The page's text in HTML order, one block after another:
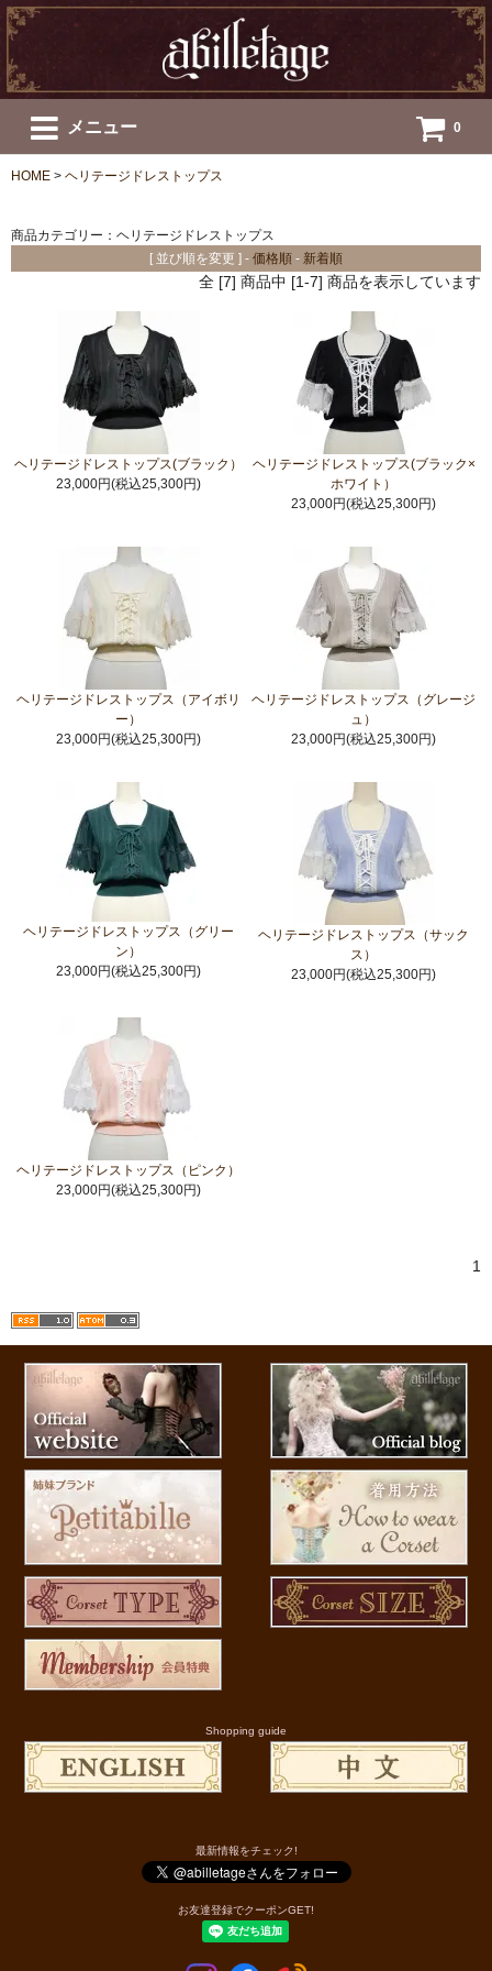
メニュー 0
HOME > ヘリテージドレストップス
商品カテゴリー：ヘリテージドレストップス
[ 並び順を変更 ] - 価格順 - 新着順
全 [7] 商品中 [1-7] 商品を表示しています
ヘリテージドレストップス(ブラック）
23,000円(税込25,300円)
ヘリテージドレストップス(ブラック×
ホワイト）
23,000円(税込25,300円)
ヘリテージドレストップス（アイボリ
ー）
23,000円(税込25,300円)
ヘリテージドレストップス（グレージ
ュ）
23,000円(税込25,300円)
ヘリテージドレストップス（グリー
ン）
23,000円(税込25,300円)
ヘリテージドレストップス（サック
ス）
23,000円(税込25,300円)
ヘリテージドレストップス（ピンク）
23,000円(税込25,300円)
1
Shopping guide
最新情報をチェック!
お友達登録でクーポンGET!